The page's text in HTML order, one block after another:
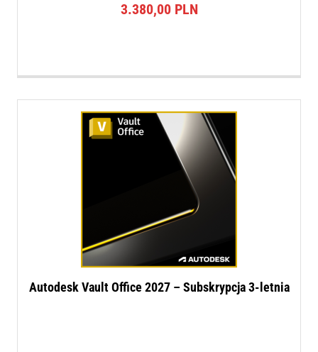
3.380,00 PLN
Autodesk Vault Office 2027 – Subskrypcja 3-letnia